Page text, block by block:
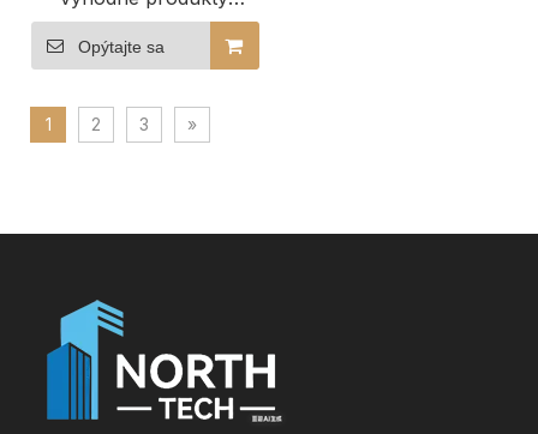
Hliníkové sklápacie a
otočné okná do kúpeľne
Opýtajte sa
1 2 3 »